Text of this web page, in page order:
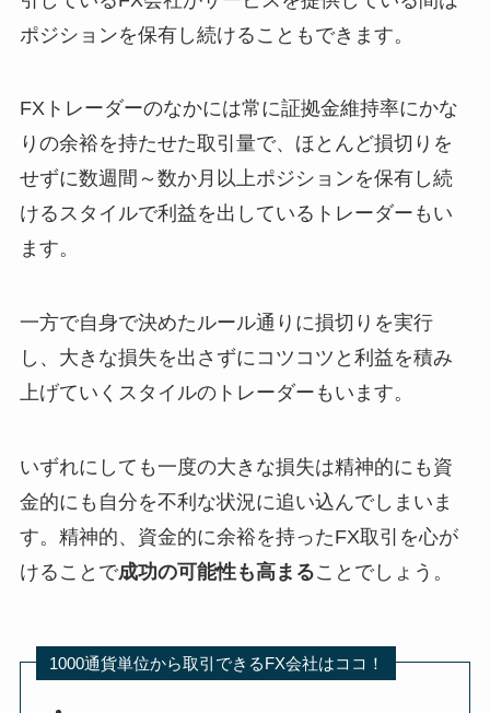
ポジションを保有し続けることもできます。
FXトレーダーのなかには常に証拠金維持率にかな
りの余裕を持たせた取引量で、ほとんど損切りを
せずに数週間～数か月以上ポジションを保有し続
けるスタイルで利益を出しているトレーダーもい
ます。
一方で自身で決めたルール通りに損切りを実行
し、大きな損失を出さずにコツコツと利益を積み
上げていくスタイルのトレーダーもいます。
いずれにしても一度の大きな損失は精神的にも資
金的にも自分を不利な状況に追い込んでしまいま
す。精神的、資金的に余裕を持ったFX取引を心が
けることで成功の可能性も高まることでしょう。
1000通貨単位から取引できるFX会社はココ！